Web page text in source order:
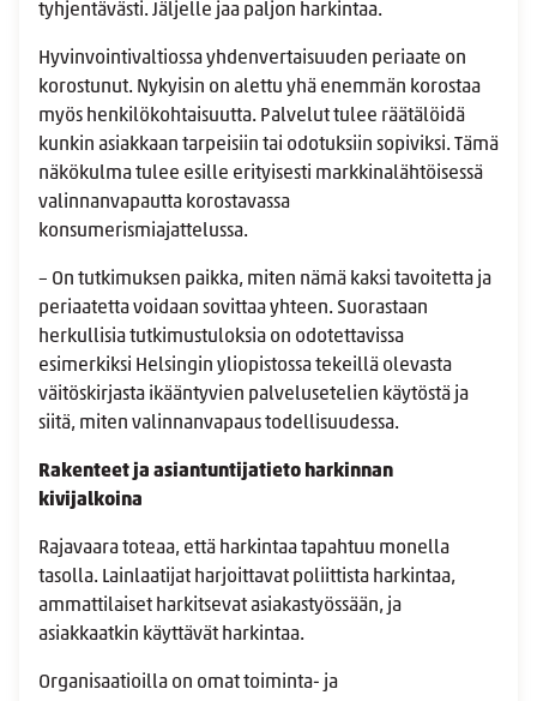
tyhjentävästi. Jäljelle jaa paljon harkintaa.
Hyvinvointivaltiossa yhdenvertaisuuden periaate on
korostunut. Nykyisin on alettu yhä enemmän korostaa
myös henkilökohtaisuutta. Palvelut tulee räätälöidä
kunkin asiakkaan tarpeisiin tai odotuksiin sopiviksi. Tämä
näkökulma tulee esille erityisesti markkinalähtöisessä
valinnanvapautta korostavassa
konsumerismiajattelussa.
– On tutkimuksen paikka, miten nämä kaksi tavoitetta ja
periaatetta voidaan sovittaa yhteen. Suorastaan
herkullisia tutkimustuloksia on odotettavissa
esimerkiksi Helsingin yliopistossa tekeillä olevasta
väitöskirjasta ikääntyvien palvelusetelien käytöstä ja
siitä, miten valinnanvapaus todellisuudessa.
Rakenteet ja asiantuntijatieto harkinnan
kivijalkoina
Rajavaara toteaa, että harkintaa tapahtuu monella
tasolla. Lainlaatijat harjoittavat poliittista harkintaa,
ammattilaiset harkitsevat asiakastyössään, ja
asiakkaatkin käyttävät harkintaa.
Organisaatioilla on omat toiminta- ja